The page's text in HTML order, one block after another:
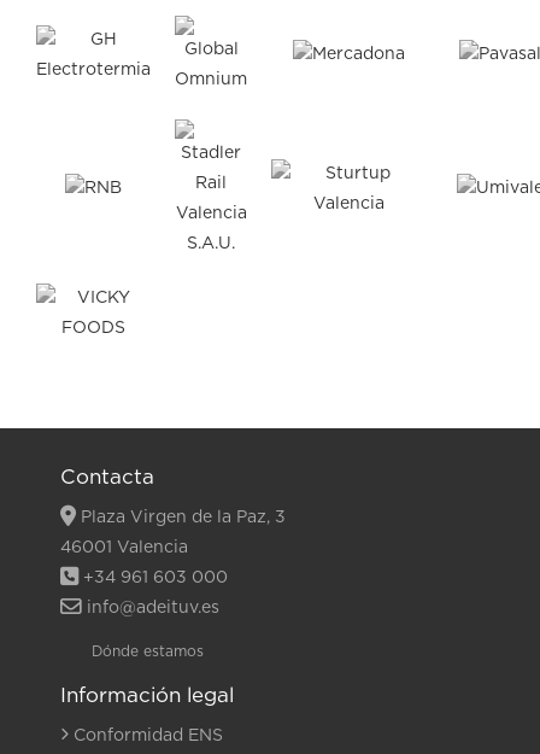
Contacta
Plaza Virgen de la Paz, 3
46001 Valencia
+34 961 603 000
info@adeituv.es
Dónde estamos
Información legal
Conformidad ENS